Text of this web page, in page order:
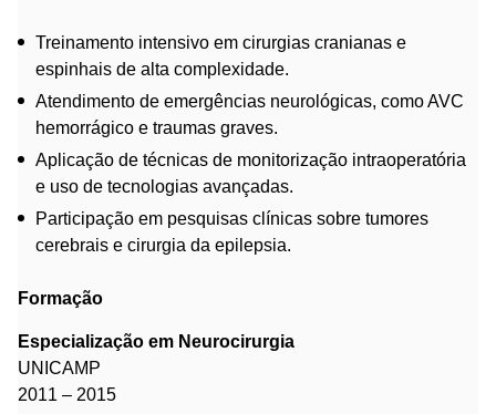
Treinamento intensivo em cirurgias cranianas e
espinhais de alta complexidade.
Atendimento de emergências neurológicas, como AVC
hemorrágico e traumas graves.
Aplicação de técnicas de monitorização intraoperatória
e uso de tecnologias avançadas.
Participação em pesquisas clínicas sobre tumores
cerebrais e cirurgia da epilepsia.
Formação
Especialização em Neurocirurgia
UNICAMP
2011 – 2015